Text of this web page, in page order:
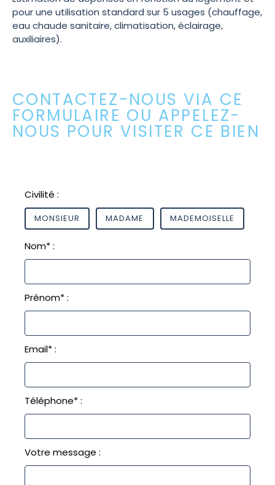
pour une utilisation standard sur 5 usages (chauffage,
eau chaude sanitaire, climatisation, éclairage,
auxiliaires).
CONTACTEZ-NOUS VIA CE
FORMULAIRE OU APPELEZ-
NOUS POUR VISITER CE BIEN
Civilité :
MONSIEUR MADAME MADEMOISELLE
Nom* :
Prénom* :
Email* :
Téléphone* :
Votre message :